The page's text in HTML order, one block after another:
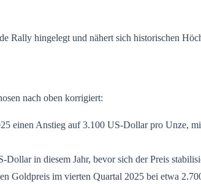
Rally hingelegt und nähert sich historischen
nach oben korrigiert:
einen Anstieg auf 3.100 US-Dollar pro Unze,
in diesem Jahr, bevor sich der Preis
Goldpreis im vierten Quartal 2025 bei etwa